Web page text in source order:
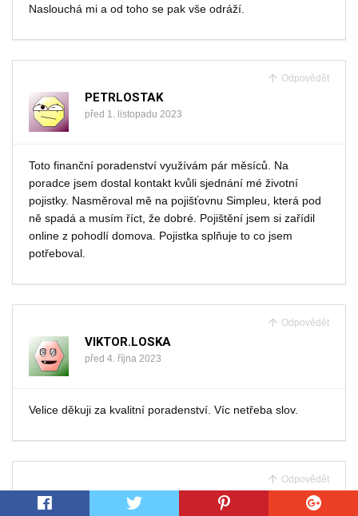
Naslouchá mi a od toho se pak vše odráží.
Odpovědět
PETRLOSTAK
před 1. listopadu 2023
Toto finanční poradenství využívám pár měsíců. Na
poradce jsem dostal kontakt kvůli sjednání mé životní
pojistky. Nasměroval mě na pojišťovnu Simpleu, která pod
ně spadá a musím říct, že dobré. Pojištění jsem si zařídil
online z pohodlí domova. Pojistka splňuje to co jsem
potřeboval.
Odpovědět
VIKTOR.LOSKA
před 4. října 2023
Velice děkuji za kvalitní poradenství. Víc netřeba slov.
Odpovědět
DUSADAN